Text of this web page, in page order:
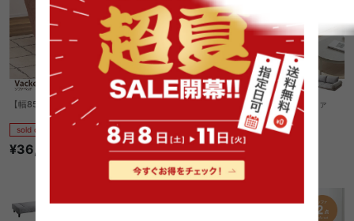
【幅85cm】Vacker ソファベッド
sold out
¥36,270
【幅180cm】Puuteri フロアーソファ
sold out
¥27,999